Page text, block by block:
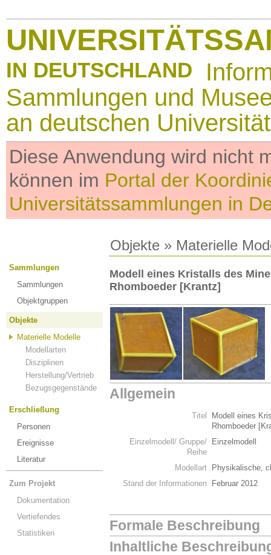
IN DEUTSCHLAND
Sammlungen und
an deutschen
Diese Anwendung wird nicht
können im Portal der
Universitätssammlungen in
Objekte » Materielle
Sammlungen
Sammlungen
Objektgruppen
Objekte
Materielle Modelle
Modellarten
Disziplinen
Herstellung/Vertrieb
Bezugsgegenstände
Erschließung
Personen
Ereignisse
Literatur
Zum Projekt
Dokumentation
Vertiefendes
Statistiken
Modell eines Kristalls des
Rhomboeder [Krantz]
Allgemein
Titel
Modell eines
Rhomboeder
Einzelmodell/ Gruppe/
Reihe
Einzelmodell
Modellart
Physikalische,
Stand der Informationen
Februar 2012
Formale Beschreibung
Inhaltliche